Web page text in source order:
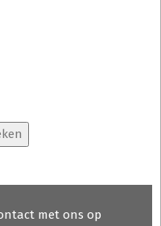
de
met ons op